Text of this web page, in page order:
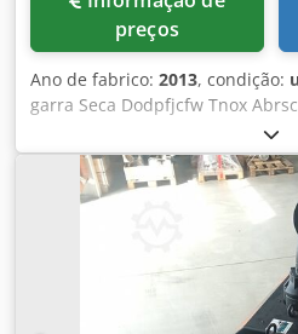
preços
Ano de fabrico: 2013, condição:
garra Seca Dodpfjcfw Tnox
Vison MM 1252 AV Motor: DS
250/300 m ³/h Pressão de
mbar (abs.) Acessórios: filtro
instruções Tempo de entrega: